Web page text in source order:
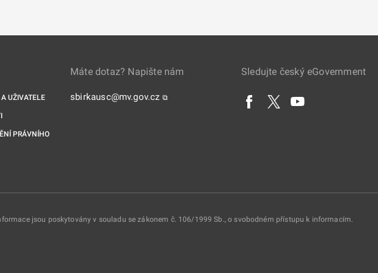
UŽIVATELE
PRÁVNÍHO
Máte dotaz? Napište nám
sbirkausc@mv.gov.cz ⧉
Sledujte český eGovernment
jsou poskytovány v souladu se zákonem č. 106/1999 Sb., o svobodném přístupu k informacím.